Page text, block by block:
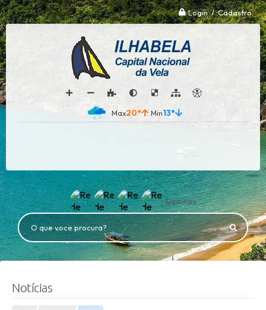
Login / Cadastro
20° 13°
Siga-nos
O que voce procura?
Notícias